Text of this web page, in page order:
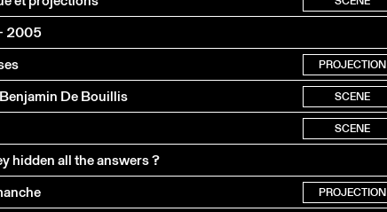
2005
PROJECTION
De Bouillis SCENE
SCENE
hidden all the answers ?
PROJECTION